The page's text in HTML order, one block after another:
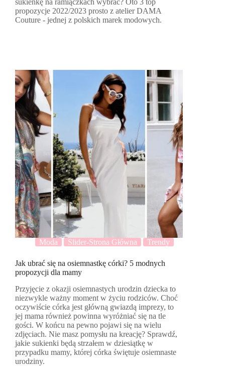
sukienkę na ramiączkach wybrać? Oto 3 top
propozycje 2022/2023 prosto z atelier DAMA
Couture - jednej z polskich marek modowych.
Moda Slider-Strona Główna Trendy
Jak ubrać się na osiemnastkę córki? 5 modnych
propozycji dla mamy
Przyjęcie z okazji osiemnastych urodzin dziecka to
niezwykle ważny moment w życiu rodziców. Choć
oczywiście córka jest główną gwiazdą imprezy, to
jej mama również powinna wyróżniać się na tle
gości. W końcu na pewno pojawi się na wielu
zdjęciach. Nie masz pomysłu na kreację? Sprawdź,
jakie sukienki będą strzałem w dziesiątkę w
przypadku mamy, której córka świętuje osiemnaste
urodziny.